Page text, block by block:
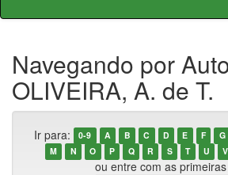
Navegando por
OLIVEIRA, A. de T.
Ir para: 0-9 A B C D E F G
M
N O P Q R S T U V
ou entre com as